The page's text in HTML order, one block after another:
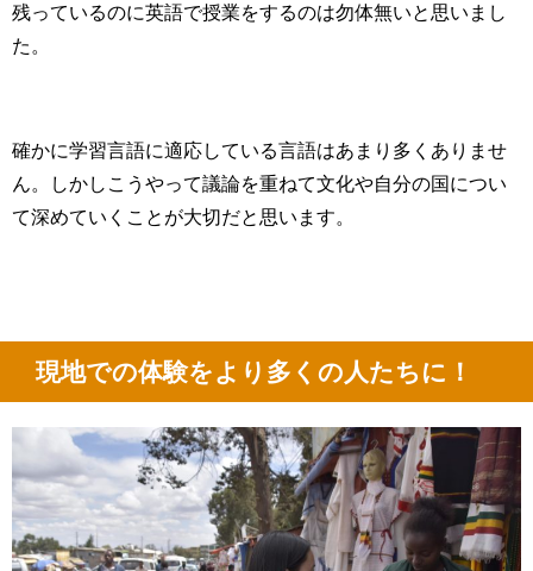
残っているのに英語で授業をするのは勿体無いと思いまし
た。
確かに学習言語に適応している言語はあまり多くありませ
ん。しかしこうやって議論を重ねて文化や自分の国につい
て深めていくことが大切だと思います。
現地での体験をより多くの人たちに！